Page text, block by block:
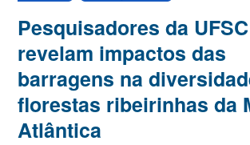
Pesquisadores da UFSC
revelam impactos das
barragens na
florestas ribeirinhas da
Atlântica